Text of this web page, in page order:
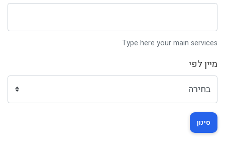
Type here your main services
מיין לפי
סינון